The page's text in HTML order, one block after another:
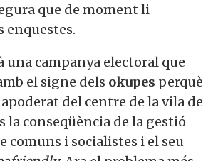
que de moment li
enquestes.
una campanya electoral que
el signe dels okupes perquè
apoderat del centre de la vila de
la conseqüència de la gestió
comuns i socialistes i el seu